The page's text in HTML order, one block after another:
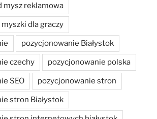
mysz reklamowa
myszki dla graczy
pozycjonowanie Białystok
czechy pozycjonowanie polska
SEO pozycjonowanie stron
stron Białystok